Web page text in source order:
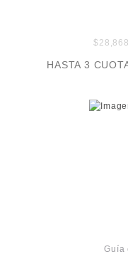
HASTA 3
Guía